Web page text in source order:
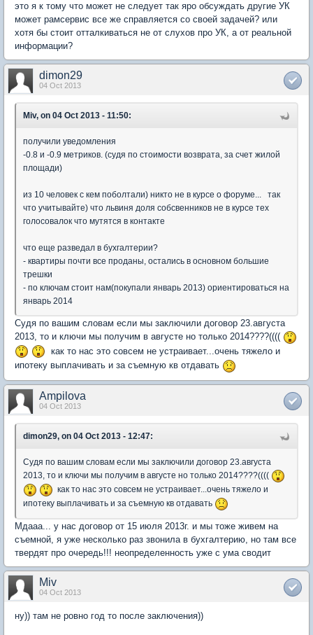
это я к тому что может не следует так яро обсуждать другие УК
может рамсервис все же справляется со своей задачей? или
хотя бы стоит отталкиваться не от слухов про УК, а от реальной
информации?
dimon29
04 Oct 2013
Miv, on 04 Oct 2013 - 11:50:
получили уведомления
-0.8 и -0.9 метриков. (судя по стоимости возврата, за счет жилой
площади)
из 10 человек с кем поболтали) никто не в курсе о форуме... так
что учитывайте) что львиня доля собсвенников не в курсе тех
голосовалок что мутятся в контакте
что еще разведал в бухгалтерии?
- квартиры почти все проданы, остались в основном большие
трешки
- по ключам стоит нам(покупали январь 2013) ориентироваться на
январь 2014
Судя по вашим словам если мы заключили договор 23.августа
2013, то и ключи мы получим в августе но только 2014????((((
как то нас это совсем не устраивает...очень тяжело и
ипотеку выплачивать и за съемную кв отдавать
Ampilova
04 Oct 2013
dimon29, on 04 Oct 2013 - 12:47:
Судя по вашим словам если мы заключили договор 23.августа
2013, то и ключи мы получим в августе но только 2014????((((
как то нас это совсем не устраивает...очень тяжело и
ипотеку выплачивать и за съемную кв отдавать
Мдааа... у нас договор от 15 июля 2013г. и мы тоже живем на
съемной, я уже несколько раз звонила в бухгалтерию, но там все
твердят про очередь!!! неопределенность уже с ума сводит
Miv
04 Oct 2013
ну)) там не ровно год то после заключения))